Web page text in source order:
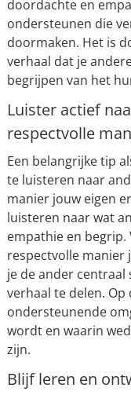
doordachte en
ondersteunen die
doormaken. Het is
verhaal dat je
begrijpen van het
Luister actief
respectvolle
Een belangrijke tip
te luisteren naar
manier jouw eigen
luisteren naar wat
empathie en begrip.
respectvolle manier
je de ander
verhaal te delen. Op
ondersteunende
wordt en waarin
zijn.
Blijf leren en